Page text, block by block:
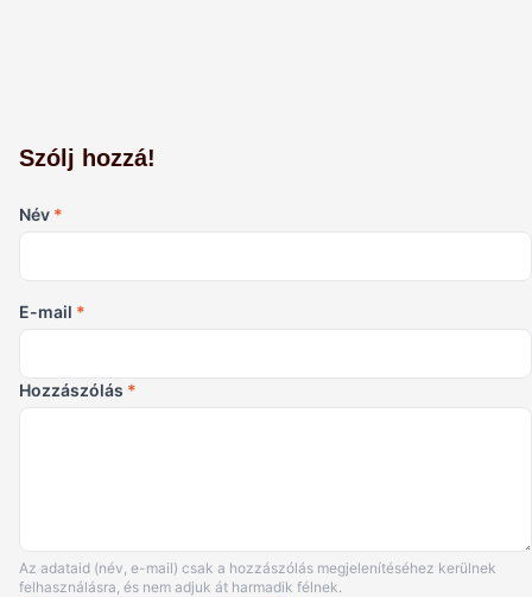
Szólj hozzá!
Név *
E-mail *
Hozzászólás *
Az adataid (név, e-mail) csak a hozzászólás megjelenítéséhez kerülnek
felhasználásra, és nem adjuk át harmadik félnek.